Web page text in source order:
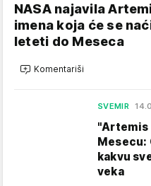
NASA najavila
imena koja će se
leteti do Meseca
Komentariši
SVEMIR
"Artemis
Mesecu:
kakvu
veka